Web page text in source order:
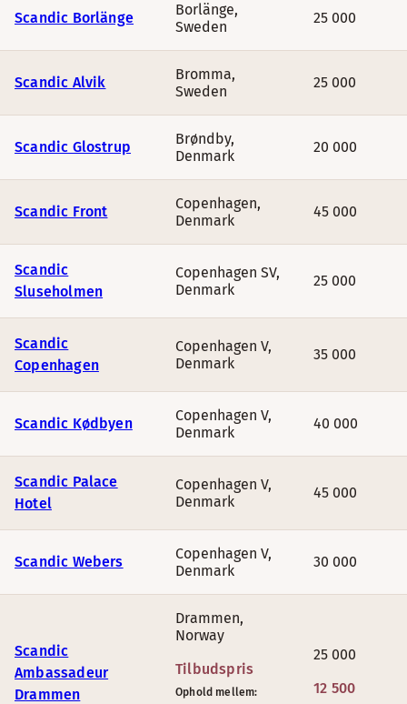
Scandic Borlänge Borlänge,
Sweden
25 000
Scandic Alvik Bromma,
Sweden
25 000
Scandic Glostrup Brøndby,
Denmark
20 000
Scandic Front Copenhagen,
Denmark
45 000
Scandic
Sluseholmen
Copenhagen SV,
Denmark
25 000
Scandic
Copenhagen
Copenhagen V,
Denmark
35 000
Scandic Kødbyen Copenhagen V,
Denmark
40 000
Scandic Palace
Hotel
Copenhagen V,
Denmark
45 000
Scandic Webers Copenhagen V,
Denmark
30 000
Scandic
Ambassadeur
Drammen
Drammen,
Norway
Tilbudspris
Ophold mellem:
25 000
12 500